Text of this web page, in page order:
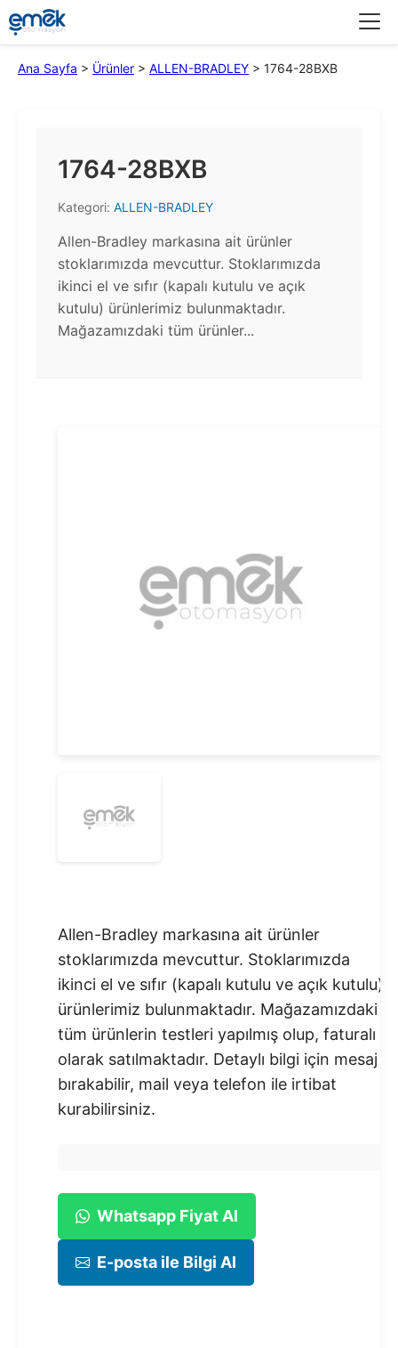
Ana Sayfa > Ürünler > ALLEN-BRADLEY > 1764-28BXB
1764-28BXB
Kategori: ALLEN-BRADLEY
Allen-Bradley markasına ait ürünler
stoklarımızda mevcuttur. Stoklarımızda
ikinci el ve sıfır (kapalı kutulu ve açık
kutulu) ürünlerimiz bulunmaktadır.​
Mağazamızdaki tüm ürünler...
Allen-Bradley markasına ait ürünler
stoklarımızda mevcuttur. Stoklarımızda
ikinci el ve sıfır (kapalı kutulu ve açık kutulu)
ürünlerimiz bulunmaktadır.​ Mağazamızdaki
tüm ürünlerin testleri yapılmış olup, faturalı
olarak satılmaktadır. Detaylı bilgi için mesaj
bırakabilir, mail veya telefon ile irtibat
kurabilirsiniz.
Whatsapp Fiyat Al
E-posta ile Bilgi Al